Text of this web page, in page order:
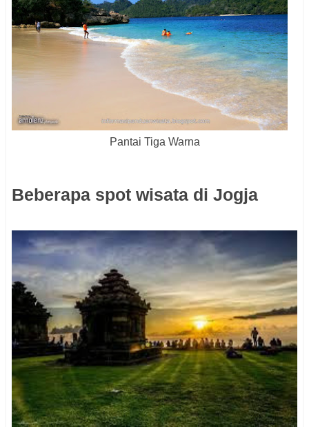
Pantai Tiga Warna
Beberapa spot wisata di Jogja